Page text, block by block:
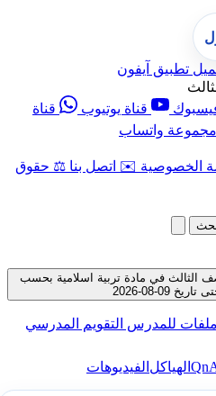
تطبيق آيفون
قناة يوتيوب
قناة
مجموعة واتساب
الخصوصية ✉️ اتصل بنا ⚖️ حقوق
الثالث في مادة تربية اسلامية بحسب
09-08-2026
ملفات للمدرس التقويم المدرسي
الهياكلالفيديوهات